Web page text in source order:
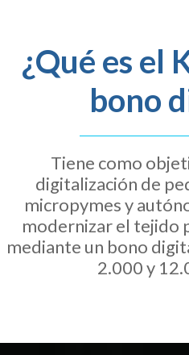
¿Qué es el
bono
Tiene como
digitalización de
micropymes y
modernizar el tejido
mediante un bono
2.000 y